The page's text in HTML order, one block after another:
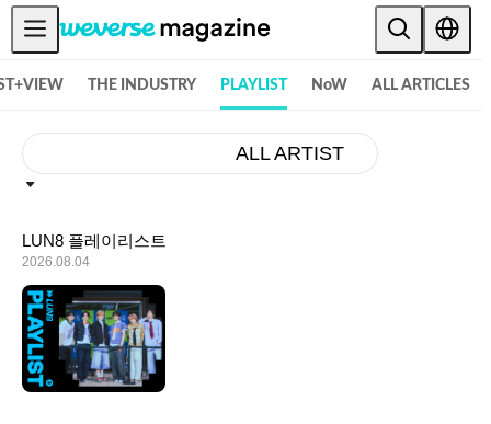
THE INDUSTRY PLAYLIST NoW ALL ARTICLES
공지사항
FEATURE
INTERVIEW
REVIEW
FIRST+VIEW
THE
INDUSTRY
ALL ARTIST
LUN8 플레이리스트
2026.08.04